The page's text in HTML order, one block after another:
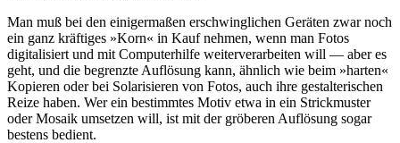
Man muß bei den einigermaßen erschwinglichen Geräten zwar noch
ein ganz kräftiges »Korn« in Kauf nehmen, wenn man Fotos
digitalisiert und mit Computerhilfe weiterverarbeiten will — aber es
geht, und die begrenzte Auflösung kann, ähnlich wie beim »harten«
Kopieren oder bei Solarisieren von Fotos, auch ihre gestalterischen
Reize haben. Wer ein bestimmtes Motiv etwa in ein Strickmuster
oder Mosaik umsetzen will, ist mit der gröberen Auflösung sogar
bestens bedient.